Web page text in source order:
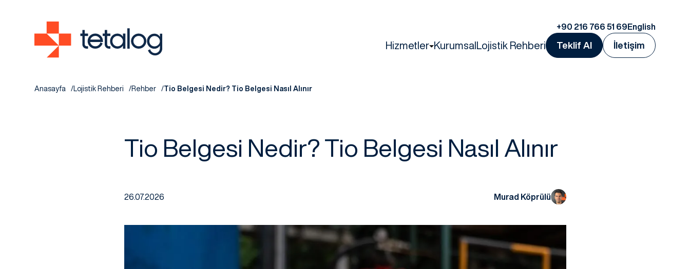
+90 216 766 51 69 English
Hizmetler KurumsalLojistik Rehberi Teklif Al İletişim
Anasayfa Lojistik Rehberi Rehber Tio Belgesi Nedir? Tio Belgesi Nasıl Alınır
Tio Belgesi Nedir? Tio Belgesi Nasıl Alınır
26.07.2026 Murad Köprülü